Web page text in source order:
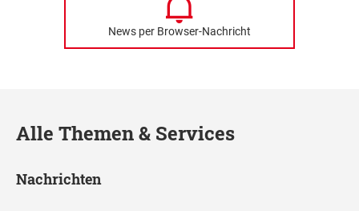
News per Browser-Nachricht
Alle Themen & Services
Nachrichten